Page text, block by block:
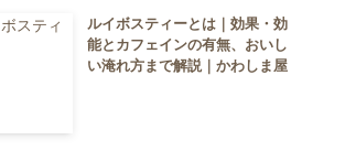
ルイボスティーとは｜効果・効
能とカフェインの有無、おいし
い淹れ方まで解説｜かわしま屋